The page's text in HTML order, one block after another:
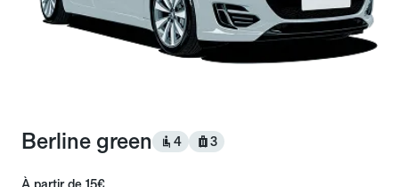
Berline green 4 3